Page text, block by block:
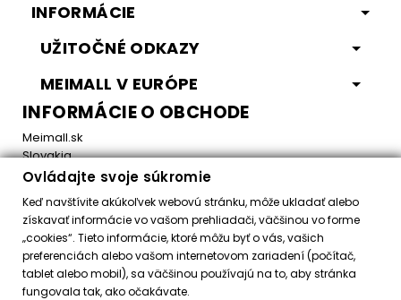
INFORMÁCIE
UŽITOČNÉ ODKAZY
MEIMALL V EURÓPE
INFORMÁCIE O OBCHODE
Meimall.sk
Slovakia
Email:office@meimall.sk
Control your Privacy
Ovládajte svoje súkromie
Keď navštívite akúkoľvek webovú stránku, môže ukladať alebo
získavať informácie vo vašom prehliadači, väčšinou vo forme
„cookies“. Tieto informácie, ktoré môžu byť o vás, vašich
preferenciách alebo vašom internetovom zariadení (počítač,
tablet alebo mobil), sa väčšinou používajú na to, aby stránka
fungovala tak, ako očakávate.